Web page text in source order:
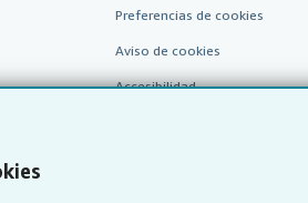
Preferencias de cookies
Aviso de cookies
Accesibilidad